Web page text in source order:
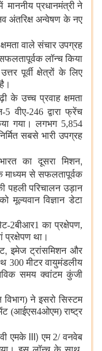
माननीय प्रधानमंत्री ने
अंतरिक्ष अन्वेषण के नए
वाले संचार उपग्रह
लॉन्च किया
पूर्वी क्षेत्रों के लिए
के उच्च प्रवाह क्षमता
वीए-246 द्वारा फ्रेंच
गया। लगभग 5,854
सबसे भारी उपग्रह
का दूसरा मिशन,
माध्यम से सफलतापूर्वक
पहली परिचालन उड़ान
मूल्यवान विज्ञान डेटा
2बीआर1 का प्रक्षेपण,
प्रक्षेपण था।
,इमेज ट्रांसमिशन और
300 मीटर वायुमंडलीय
समय क्वांटम कुंजी
विभाग) ने इसरो सिस्टम
(आईएस4ओएम) राष्ट्र
एमके III)एम 2/ वनवेब